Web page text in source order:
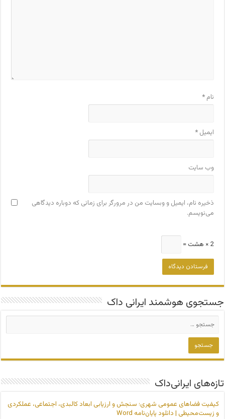
نام*
ایمیل*
وب‌ سایت
ذخیره نام، ایمیل و وبسایت من در مرورگر برای زمانی که دوباره دیدگاهی
می‌نویسم.
2 × هشت =
جستجوی هوشمند ایرانی داک
تازه‌های ایرانی‌داک
کیفیت فضاهای عمومی شهری؛ سنجش و ارزیابی ابعاد کالبدی، اجتماعی، عملکردی
و زیست‌محیطی | دانلود پایان‌نامه Word